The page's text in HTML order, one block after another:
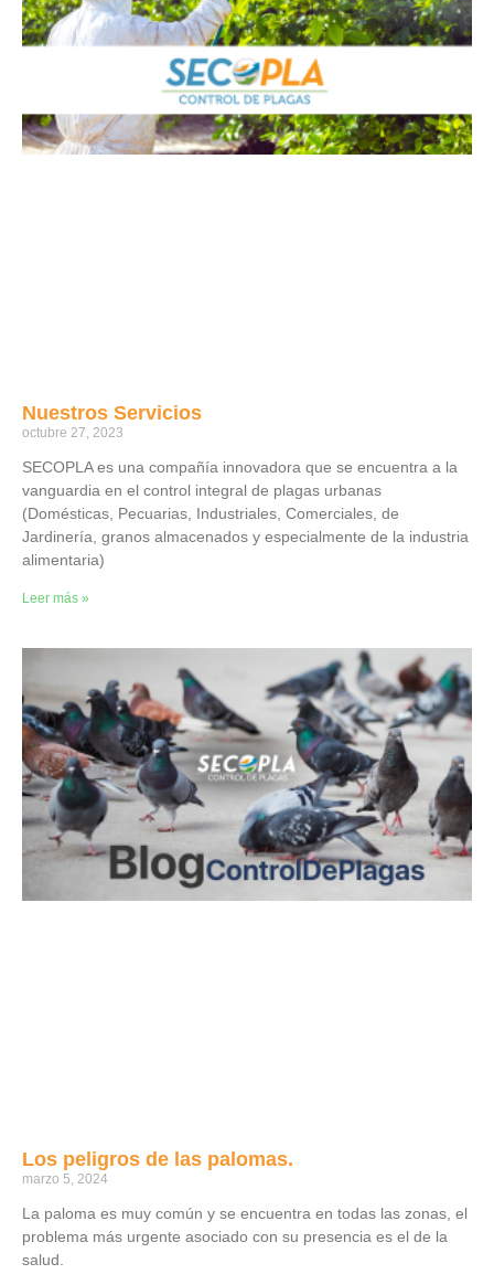
Nuestros Servicios
octubre 27, 2023
SECOPLA es una compañía innovadora que se encuentra a la
vanguardia en el control integral de plagas urbanas
(Domésticas, Pecuarias, Industriales, Comerciales, de
Jardinería, granos almacenados y especialmente de la industria
alimentaria)
Leer más »
Los peligros de las palomas.
marzo 5, 2024
La paloma es muy común y se encuentra en todas las zonas, el
problema más urgente asociado con su presencia es el de la
salud.